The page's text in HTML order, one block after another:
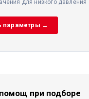
для низкого давления
параметры →
при подборе